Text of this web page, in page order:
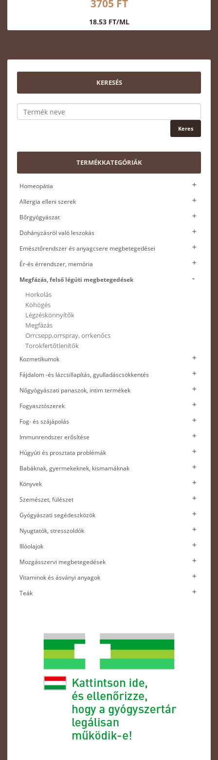
3705 FT
18.53 FT/ML
KERESÉS
TERMÉKKATEGÓRIÁK
Homeopátia
Allergia elleni szerek
Bőrgyógyászat
Dohányzásról való leszokás
Emésztőrendszer és anyagcsere megbetegedései
Ér-és érrendszer, memória
Megfázás, felső légúti megbetegedések
Horkolás
Köhögés
Légzéskönnyítők
Megfázás
Orrcsepp,orrspray, orrkenőcs
Torokfertőtlenítők
Kozmetikumok
Fájdalom -és lázcsillapítás, gyulladáscsökkentés
Nőgyógyászati panaszok, intim termékek
Fogyasztószerek
Fog- és szájápolás
Immunrendszer erősítése
Húgyúti és prosztata problémák
Babáknak, gyermekeknek, kismamáknak
Könyvek
Szemészet, fülészet
Gyógyászati segédeszközök
Nyugtatók, stresszoldók
Illóolajok
Mozgásszervi megbetegedések
Vitaminok és ásványi anyagok
Teák